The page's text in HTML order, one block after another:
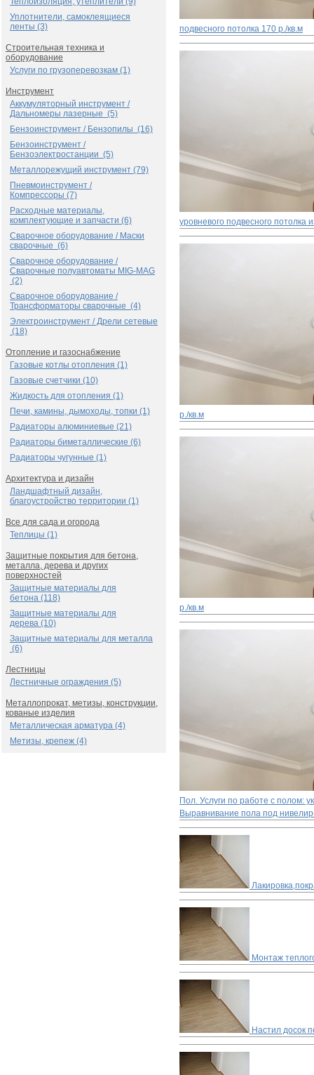
Уплотнители, самоклеящиеся
ленты (3)
Строительная техника и
оборудование
Услуги по грузоперевозкам (1)
Инструмент
Аккумуляторный инструмент /
Дальномеры лазерные (5)
Бензоинструмент / Бензопилы (16)
Бензоинструмент /
Бензоэлектростанции (5)
Металлорежущий инструмент (79)
Пневмоинструмент /
Компрессоры (7)
Расходные материалы,
комплектующие и запчасти (6)
Сварочное оборудование / Маски
сварочные (6)
Сварочное оборудование /
Сварочные полуавтоматы MIG-MAG
(2)
Сварочное оборудование /
Трансформаторы сварочные (4)
Электроинструмент / Дрели сетевые
(18)
Отопление и газоснабжение
Газовые котлы отопления (1)
Газовые счетчики (10)
Жидкость для отопления (1)
Печи, камины, дымоходы, топки (1)
Радиаторы алюминиевые (21)
Радиаторы биметаллические (6)
Радиаторы чугунные (1)
Архитектура и дизайн
Ландшафтный дизайн,
благоустройство территории (1)
Все для сада и огорода
Теплицы (1)
Защитные покрытия для бетона,
металла, дерева и других
поверхностей
Защитные материалы для
бетона (118)
Защитные материалы для
дерева (10)
Защитные материалы для металла
(6)
Лестницы
Лестничные ограждения (5)
Металлопрокат, метизы, конструкции,
кованые изделия
Металлическая арматура (4)
Метизы, крепеж (4)
подвесного потолка 170 р./кв.м
уровневого подвесного потолка
р./кв.м
р./кв.м
Пол. Услуги по работе с полом:
Выравнивание пола под
Монтаж
Настил досок